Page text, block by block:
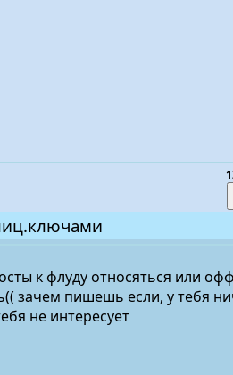
к флуду относяться или
зачем пишешь если, у тебя
не интересует